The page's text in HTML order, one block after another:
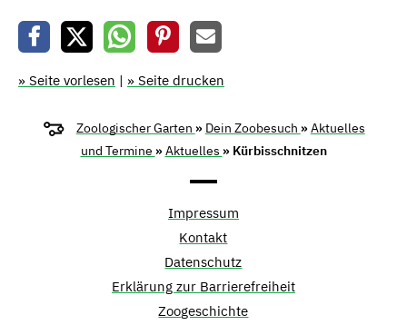
» Seite vorlesen | » Seite drucken
Zoologischer Garten » Dein Zoobesuch »Aktuelles
und Termine »Aktuelles » Kürbisschnitzen
Impressum
Kontakt
Datenschutz
Erklärung zur Barrierefreiheit
Zoogeschichte